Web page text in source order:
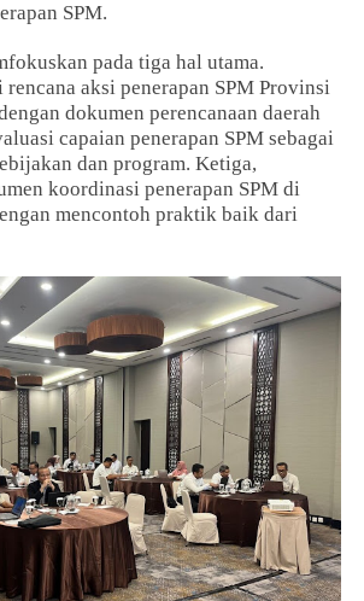
SPM.
pada tiga hal utama.
rencana aksi penerapan SPM Provinsi
dokumen perencanaan daerah
capaian penerapan SPM sebagai
dan program. Ketiga,
koordinasi penerapan SPM di
mencontoh praktik baik dari